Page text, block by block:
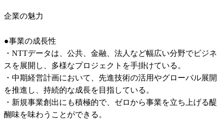
企業の魅力
●事業の成長性
・NTTデータは、公共、金融、法人など幅広い分野でビジネ
スを展開し、多様なプロジェクトを手掛けている。
・中期経営計画において、先進技術の活用やグローバル展開
を推進し、持続的な成長を目指している。
・新規事業創出にも積極的で、ゼロから事業を立ち上げる醍
醐味を味わうことができる。